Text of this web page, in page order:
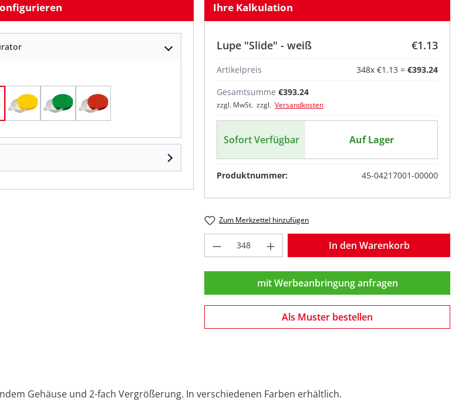
standard-gelbstandard-grünstandard-rot
Ihre Kalkulation
Lupe "Slide" - weiß €1.13
Artikelpreis 348x €1.13 = €393.24
Gesamtsumme €393.24
zzgl. MwSt. zzgl. Versandkosten
Sofort Verfügbar Auf Lager
Produktnummer: 45-04217001-00000
Zum Merkzettel hinzufügen
Produkt Anzahl: Gib denIn den Warenkorb
mit Werbeanbringung anfragen
Als Muster bestellen
Gehäuse und 2-fach Vergrößerung. In verschiedenen Farben erhältlich.